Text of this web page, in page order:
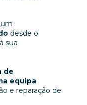
desde o
sua
de
equipa
e reparação de